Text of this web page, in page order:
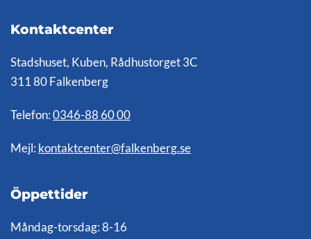
Kontaktcenter
Stadshuset, Kuben, Rådhustorget 3C
311 80 Falkenberg
Telefon: 0346-88 60 00
Mejl: kontaktcenter@falkenberg.se
Öppettider
Måndag-torsdag: 8-16